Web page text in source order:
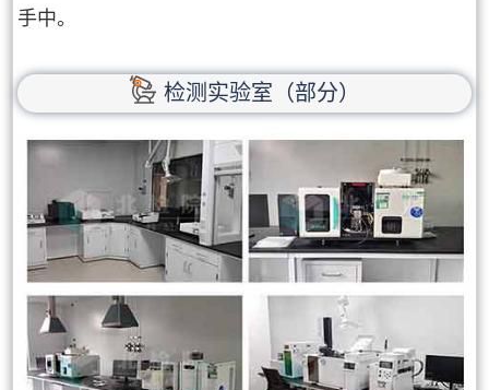
手中。
检测实验室（部分）